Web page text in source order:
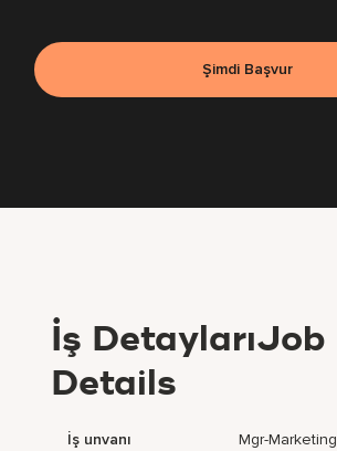
Şimdi Başvur
İş DetaylarıJob
Details
İş unvanı
Mgr-Marketing